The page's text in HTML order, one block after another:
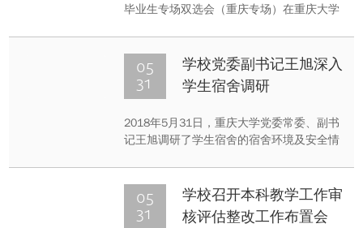
毕业生专场双选会（重庆专场）在重庆大学
05
31
学校党委副书记王旭深入
学生宿舍调研
2018年5月31日，重庆大学党委常委、副书
记王旭调研了学生宿舍的宿舍环境及安全情
的学习生活环境。
05
31
学校召开本科教学工作审
核评估整改工作布置会